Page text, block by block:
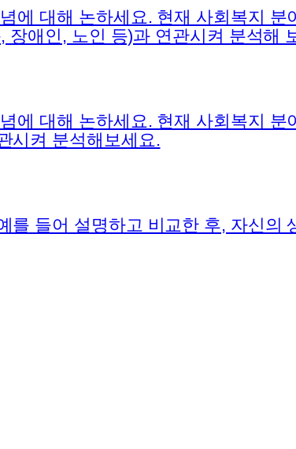
에 대해 논하세요. 현재 사회복지 분
애인, 노인 등)과 연관시켜 분석해
에 대해 논하세요. 현재 사회복지 분
시켜 분석해보세요.
를 들어 설명하고 비교한 후, 자신의